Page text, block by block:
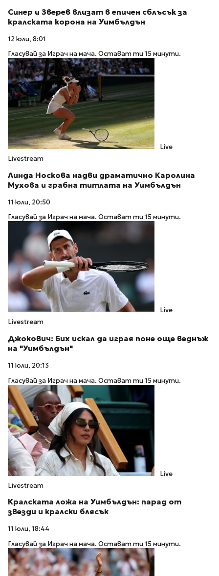
Синер и Зверев влизат в епичен сблъсък за
кралската корона на Уимбълдън
12 юли, 8:01
Гласувай за Играч на мача. Остават ти 15 минути.
Live
Livestream
Линда Носкова надви драматично Каролина
Мухова и грабна титлата на Уимбълдън
11 юли, 20:50
Гласувай за Играч на мача. Остават ти 15 минути.
Live
Livestream
Джокович: Бих искал да играя поне още веднъж
на "Уимбълдън"
11 юли, 20:13
Гласувай за Играч на мача. Остават ти 15 минути.
Live
Livestream
Кралската ложа на Уимбълдън: парад от
звезди и кралски блясък
11 юли, 18:44
Гласувай за Играч на мача. Остават ти 15 минути.